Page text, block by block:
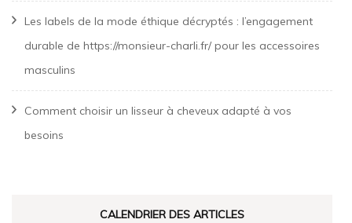
Les labels de la mode éthique décryptés : l’engagement
durable de https://monsieur-charli.fr/ pour les accessoires
masculins
Comment choisir un lisseur à cheveux adapté à vos
besoins
CALENDRIER DES ARTICLES